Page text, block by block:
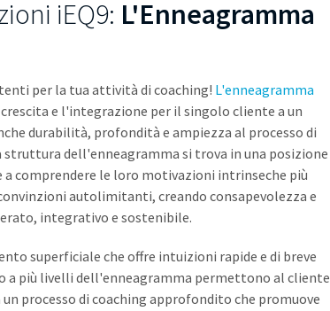
iEQ9: L'Enneagramma
per la tua attività di coaching! L'enneagramma
e l'integrazione per il singolo cliente a un
durabilità, profondità e ampiezza al processo di
struttura dell'enneagramma si trova in una posizione
comprendere le loro motivazioni intrinseche più
autolimitanti, creando consapevolezza e
integrativo e sostenibile.
superficiale che offre intuizioni rapide e di breve
a più livelli dell'enneagramma permettono al cliente
processo di coaching approfondito che promuove